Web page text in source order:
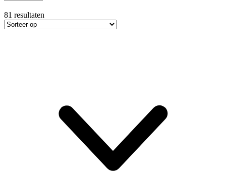
81 resultaten